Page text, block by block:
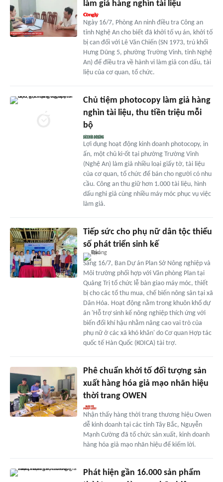
làm giả hàng nghìn tài liệu
Ngày 16/7, Phòng An ninh điều tra Công an
tỉnh Nghệ An cho biết đã khởi tố vụ án, khởi tố
bị can đối với Lê Văn Chiến (SN 1973, trú khối
Hưng Dũng 5, phường Trường Vinh, tỉnh Nghệ
An) để điều tra về hành vi làm giả con dấu, tài
liệu của cơ quan, tổ chức.
Chủ tiệm photocopy làm giả hàng
nghìn tài liệu, thu tiền triệu mỗi
bộ
Lợi dụng hoạt động kinh doanh photocopy, in
ấn, một chủ ki-ốt tại phường Trường Vinh
(Nghệ An) làm giả nhiều loại giấy tờ, tài liệu
của cơ quan, tổ chức để bán cho người có nhu
cầu. Công an thu giữ hơn 1.000 tài liệu, hình
dấu nghi giả cùng nhiều máy móc phục vụ việc
làm giả.
Tiếp sức cho phụ nữ dân tộc thiểu
số phát triển sinh kế
Sáng 16/7, Ban Dự án Plan Sở Nông nghiệp và
Môi trường phối hợp với Văn phòng Plan tại
Quảng Trị tổ chức lễ bàn giao máy móc, thiết
bị cho các tổ thu mua, chế biến nông sản tại xã
Dân Hóa. Hoạt động nằm trong khuôn khổ dự
án 'Hỗ trợ sinh kế nông nghiệp thích ứng với
biến đổi khí hậu nhằm nâng cao vai trò của
phụ nữ ở các xã khó khăn' do Cơ quan Hợp tác
quốc tế Hàn Quốc (KOICA) tài trợ.
Phê chuẩn khởi tố đối tượng sản
xuất hàng hóa giả mạo nhãn hiệu
thời trang OWEN
Nhận thấy hàng thời trang thương hiệu Owen
dễ kinh doanh tại các tỉnh Tây Bắc, Nguyễn
Mạnh Cường đã tổ chức sản xuất, kinh doanh
hàng hóa giả mạo nhãn hiệu để kiếm lời.
Phát hiện gần 16.000 sản phẩm